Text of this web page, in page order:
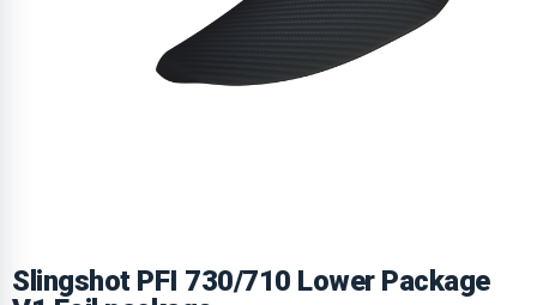
Slingshot PFI 730/710 Lower Package